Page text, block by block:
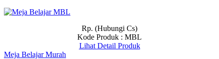
Rp. (Hubungi Cs)
Kode Produk : MBL
Lihat Detail Produk
Meja Belajar Murah